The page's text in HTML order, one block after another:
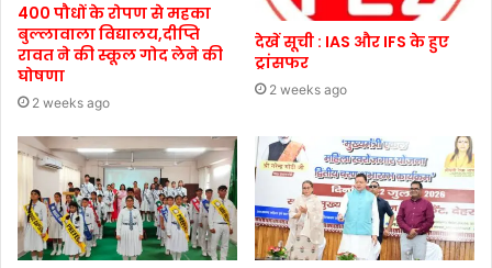
400 पौधों के रोपण से महका
बुल्लावाला विद्यालय,दीप्ति
रावत ने की स्कूल गोद लेने की
घोषणा
2 weeks ago
देखें सूची : IAS और IFS के हुए
ट्रांसफर
2 weeks ago